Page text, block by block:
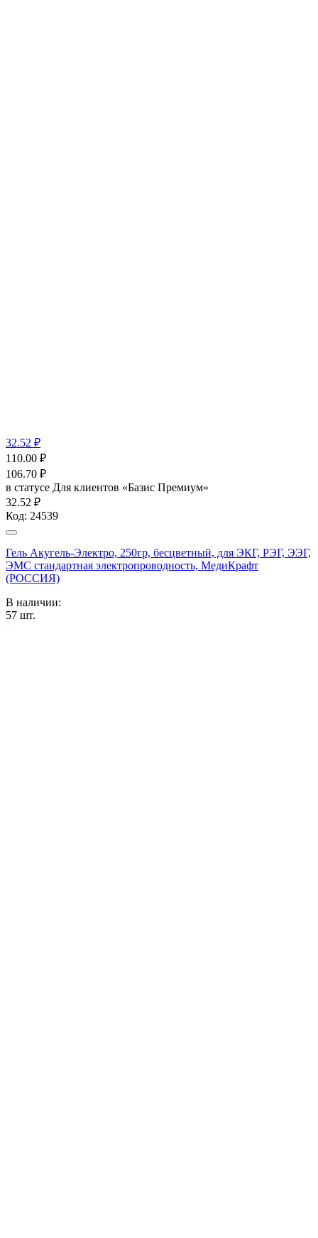
32.52 ₽
110.00 ₽
106.70 ₽
в статусе Для клиентов «Базис Премиум»
32.52 ₽
Код: 24539
Гель Акугель-Электро, 250гр, бесцветный, для ЭКГ, РЭГ, ЭЭГ,
ЭМС стандартная электропроводность, МедиКрафт
(РОССИЯ)
В наличии:
57 шт.